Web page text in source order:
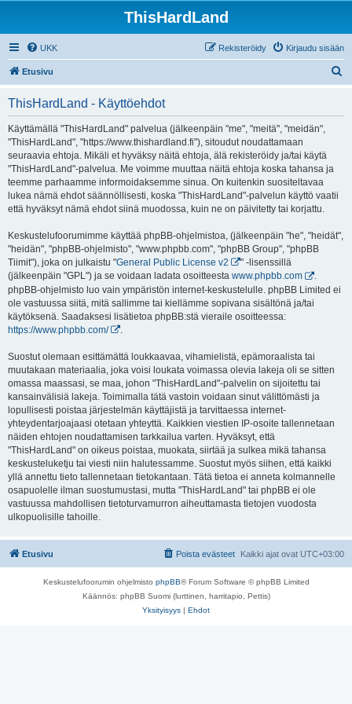
ThisHardLand
UKK Kirjaudu sisään
Rekisteröidy
Etusivu
ThisHardLand - Käyttöehdot
Käyttämällä "ThisHardLand" palvelua (jälkeenpäin "me", "meitä", "meidän",
"ThisHardLand", "https://www.thishardland.fi"), sitoudut noudattamaan
seuraavia ehtoja. Mikäli et hyväksy näitä ehtoja, älä rekisteröidy ja/tai käytä
"ThisHardLand"-palvelua. Me voimme muuttaa näitä ehtoja koska tahansa ja
teemme parhaamme informoidaksemme sinua. On kuitenkin suositeltavaa
lukea nämä ehdot säännöllisesti, koska "ThisHardLand"-palvelun käyttö vaatii
että hyväksyt nämä ehdot siinä muodossa, kuin ne on päivitetty tai korjattu.
Keskustelufoorumimme käyttää phpBB-ohjelmistoa, (jälkeenpäin "he", "heidät",
"heidän", "phpBB-ohjelmisto", "www.phpbb.com", "phpBB Group", "phpBB
Tiimit"), joka on julkaistu "General Public License v2
" -lisenssillä
(jälkeenpäin "GPL") ja se voidaan ladata osoitteesta www.phpbb.com
.
phpBB-ohjelmisto luo vain ympäristön internet-keskustelulle. phpBB Limited ei
ole vastuussa siitä, mitä sallimme tai kiellämme sopivana sisältönä ja/tai
käytöksenä. Saadaksesi lisätietoa phpBB:stä vieraile osoitteessa:
https://www.phpbb.com/
Suostut olemaan esittämättä loukkaavaa, vihamielistä, epämoraalista tai
muutakaan materiaalia, joka voisi loukata voimassa olevia lakeja oli se sitten
omassa maassasi, se maa, johon "ThisHardLand"-palvelin on sijoitettu tai
kansainvälisiä lakeja. Toimimalla tätä vastoin voidaan sinut välittömästi ja
lopullisesti poistaa järjestelmän käyttäjistä ja tarvittaessa internet-
yhteydentarjoajaasi otetaan yhteyttä. Kaikkien viestien IP-osoite tallennetaan
näiden ehtojen noudattamisen tarkkailua varten. Hyväksyt, että
"ThisHardLand" on oikeus poistaa, muokata, siirtää ja sulkea mikä tahansa
keskusteluketju tai viesti niin halutessamme. Suostut myös siihen, että kaikki
yllä annettu tieto tallennetaan tietokantaan. Tätä tietoa ei anneta kolmannelle
osapuolelle ilman suostumustasi, mutta "ThisHardLand" tai phpBB ei ole
vastuussa mahdollisen tietoturvamurron aiheuttamasta tietojen vuodosta
ulkopuolisille tahoille.
Etusivu Kaikki ajat ovat UTC+03:00
Poista evästeet
Keskustelufoorumin ohjelmisto phpBB® Forum Software © phpBB Limited
Käännös: phpBB Suomi (lurttinen, harritapio, Pettis)
Yksityisyys | Ehdot